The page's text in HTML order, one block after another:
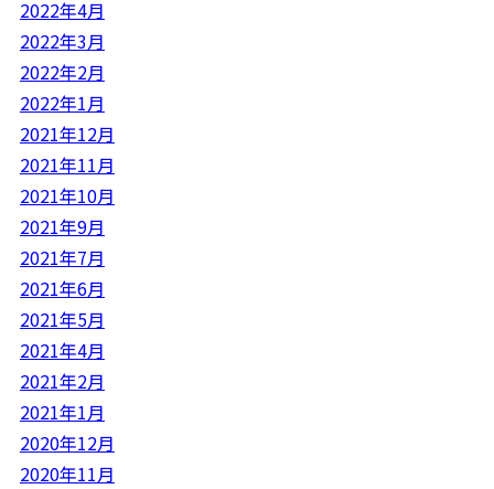
2022年4月
2022年3月
2022年2月
2022年1月
2021年12月
2021年11月
2021年10月
2021年9月
2021年7月
2021年6月
2021年5月
2021年4月
2021年2月
2021年1月
2020年12月
2020年11月